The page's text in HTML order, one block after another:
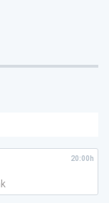
20:00h